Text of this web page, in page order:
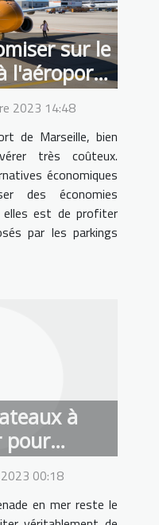
sur le
l'aéroport
aux
2023 14:48
de Marseille, bien
très coûteux.
économiques
des économies
elles est de profiter
par les parkings
à
pour
vos
!
00:18
en mer reste le